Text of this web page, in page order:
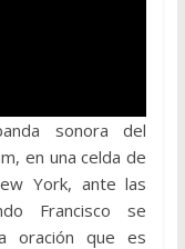
sonora del
en una celda de
York, ante las
Francisco se
oración que es